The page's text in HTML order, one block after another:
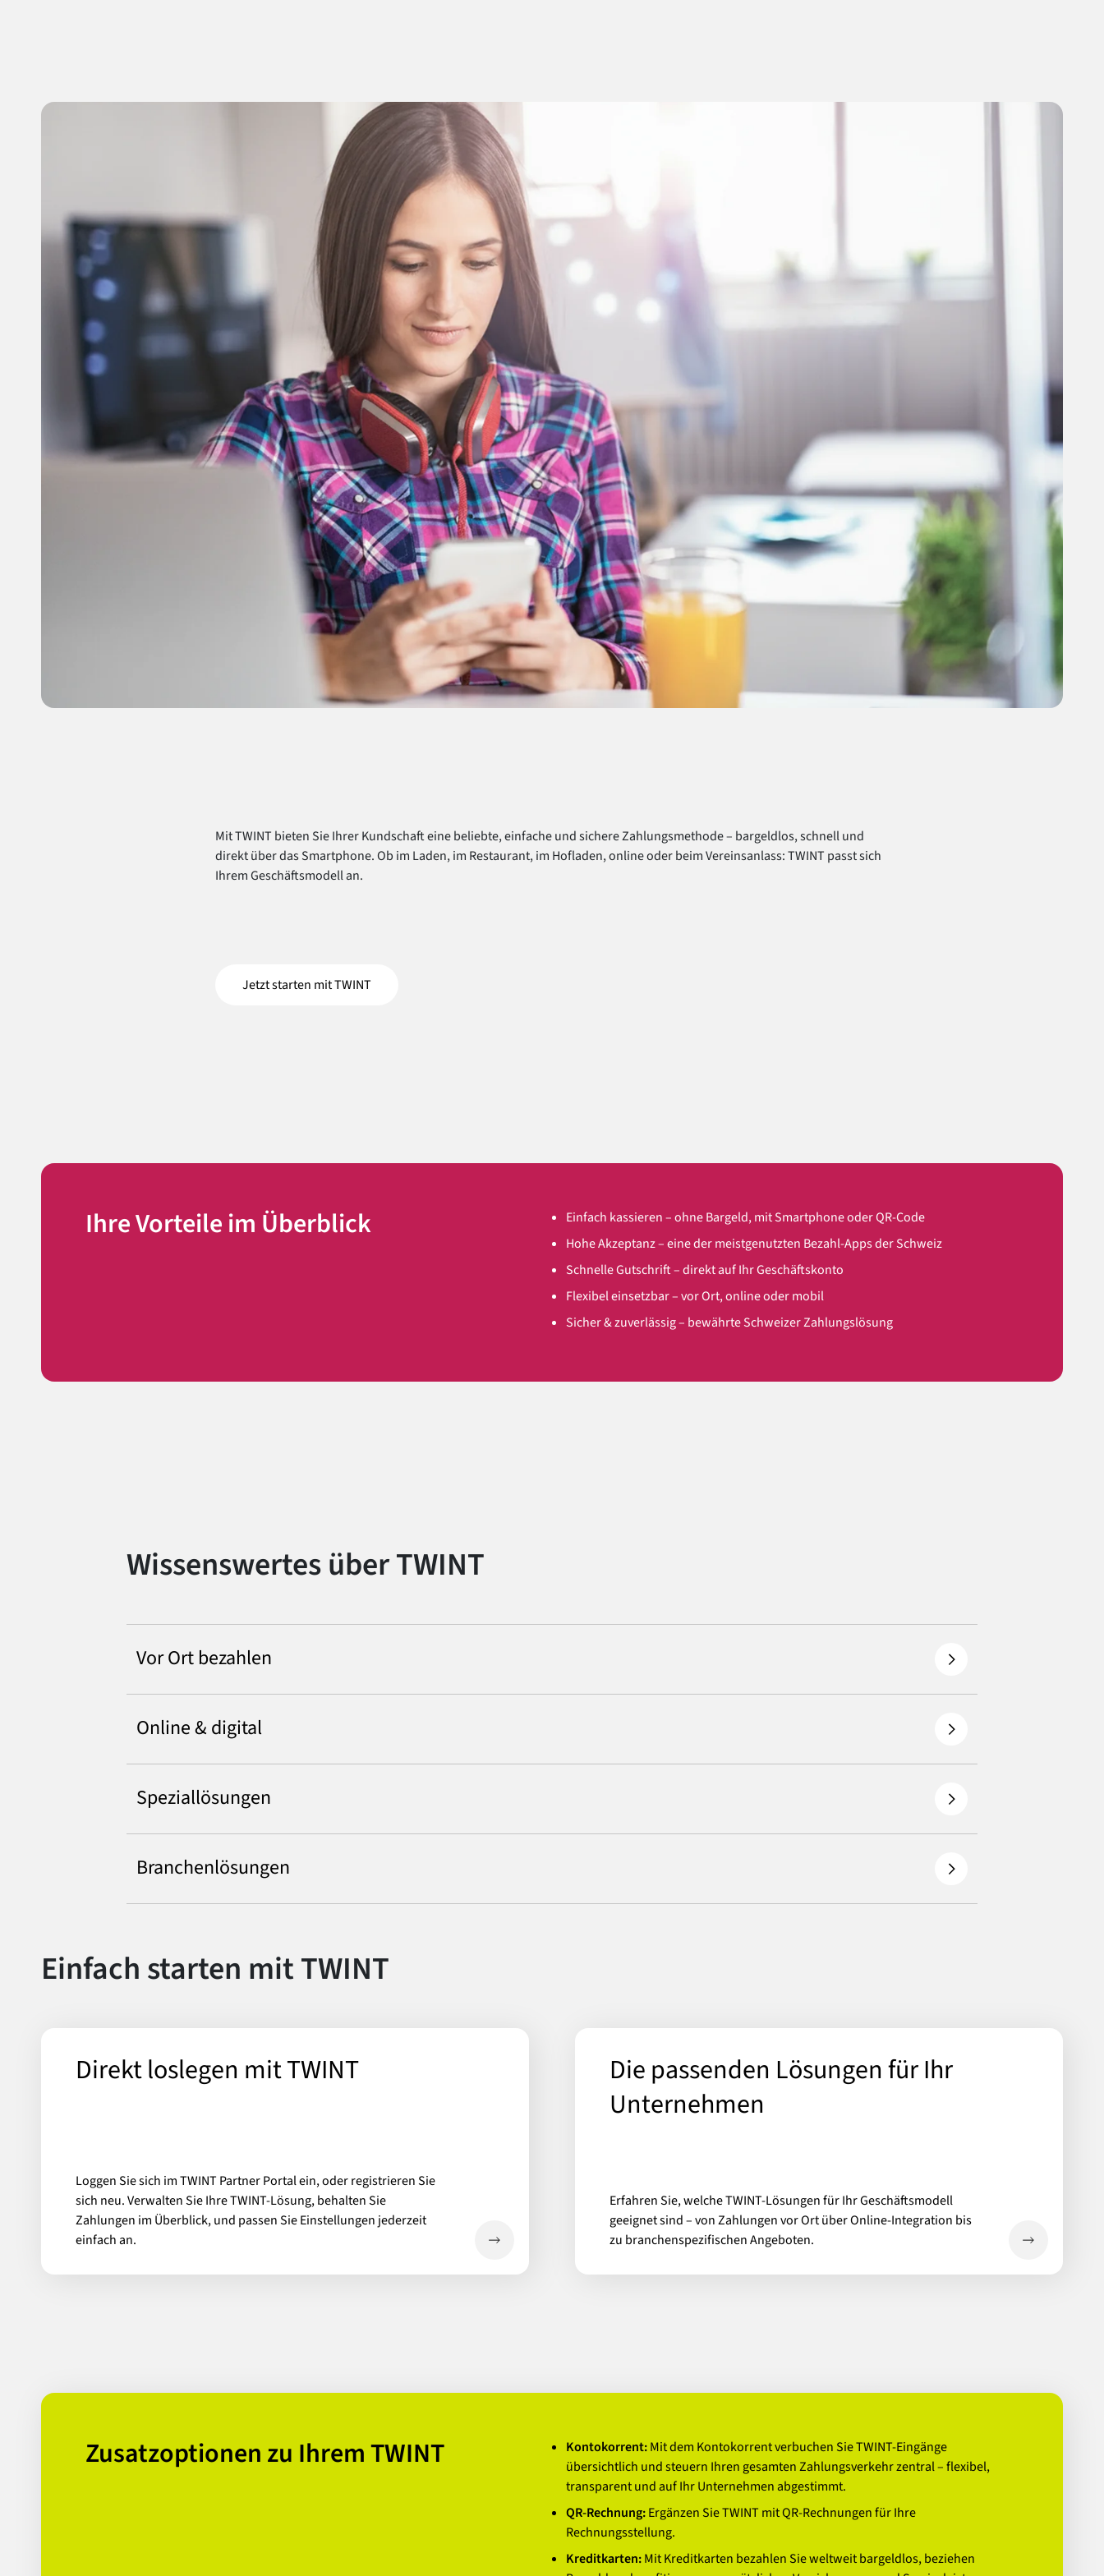
Mit TWINT bieten Sie Ihrer Kundschaft eine beliebte, einfache und sichere Zahlungsmethode – bargeldlos, schnell und
direkt über das Smartphone. Ob im Laden, im Restaurant, im Hofladen, online oder beim Vereinsanlass: TWINT passt sich
Ihrem Geschäftsmodell an.
Jetzt starten mit TWINT
Ihre Vorteile im Überblick
Einfach kassieren – ohne Bargeld, mit Smartphone oder QR-Code
Hohe Akzeptanz – eine der meistgenutzten Bezahl-Apps der Schweiz
Schnelle Gutschrift – direkt auf Ihr Geschäftskonto
Flexibel einsetzbar – vor Ort, online oder mobil
Sicher & zuverlässig – bewährte Schweizer Zahlungslösung
Wissenswertes über TWINT
Vor Ort bezahlen
Online & digital
Speziallösungen
Branchenlösungen
Einfach starten mit TWINT
Direkt loslegen mit TWINT
Loggen Sie sich im TWINT Partner Portal ein, oder registrieren Sie
sich neu. Verwalten Sie Ihre TWINT-Lösung, behalten Sie
Zahlungen im Überblick, und passen Sie Einstellungen jederzeit
einfach an.
Die passenden Lösungen für Ihr
Unternehmen
Erfahren Sie, welche TWINT-Lösungen für Ihr Geschäftsmodell
geeignet sind – von Zahlungen vor Ort über Online-Integration bis
zu branchenspezifischen Angeboten.
Zusatzoptionen zu Ihrem TWINT Kontokorrent:Mit dem Kontokorrent verbuchen Sie TWINT-Eingänge
übersichtlich und steuern Ihren gesamten Zahlungsverkehr zentral – flexibel,
transparent und auf Ihr Unternehmen abgestimmt.
QR-Rechnung:Ergänzen Sie TWINT mit QR-Rechnungen für Ihre
Rechnungsstellung.
Kreditkarten:Mit Kreditkarten bezahlen Sie weltweit bargeldlos, beziehen